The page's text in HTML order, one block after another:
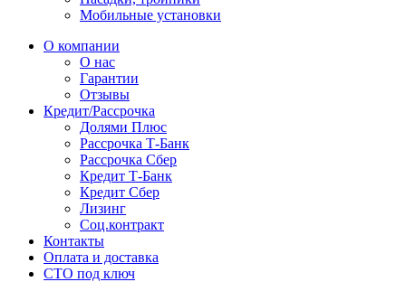
Мобильные установки
О компании
О нас
Гарантии
Отзывы
Кредит/Рассрочка
Долями Плюс
Рассрочка Т-Банк
Рассрочка Сбер
Кредит Т-Банк
Кредит Сбер
Лизинг
Соц.контракт
Контакты
Оплата и доставка
СТО под ключ